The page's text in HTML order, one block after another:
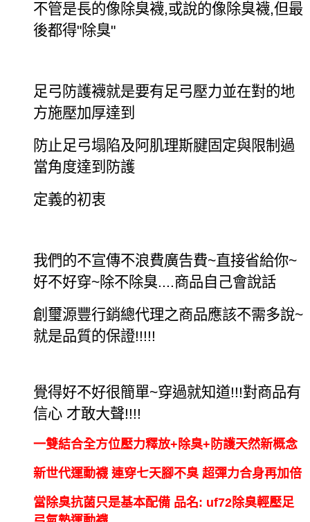
不管是長的像除臭襪,或說的像除臭襪,但最
後都得"除臭"
足弓防護襪就是要有足弓壓力並在對的地
方施壓加厚達到
防止足弓塌陷及阿肌理斯腱固定與限制過
當角度達到防護
定義的初衷
我們的不宣傳不浪費廣告費~直接省給你~
好不好穿~除不除臭....商品自己會說話
創璽源豐行銷總代理之商品應該不需多說~
就是品質的保證!!!!!
覺得好不好很簡單~穿過就知道!!!對商品有
信心 才敢大聲!!!!
一雙結合全方位壓力釋放+除臭+防護天然新概念
新世代運動襪 連穿七天腳不臭 超彈力合身再加倍
當除臭抗菌只是基本配備 品名: uf72除臭輕壓足